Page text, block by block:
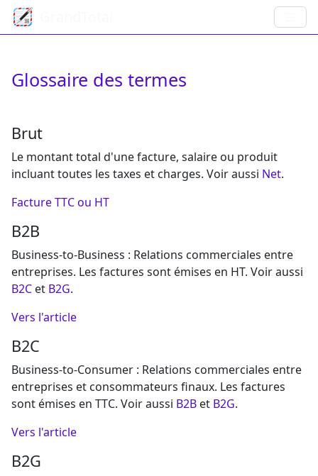
Glossaire des termes
Brut
Le montant total d'une facture, salaire ou produit
incluant toutes les taxes et charges. Voir aussi Net.
Facture TTC ou HT
B2B
Business-to-Business : Relations commerciales entre
entreprises. Les factures sont émises en HT. Voir aussi
B2C et B2G.
Vers l'article
B2C
Business-to-Consumer : Relations commerciales entre
entreprises et consommateurs finaux. Les factures
sont émises en TTC. Voir aussi B2B et B2G.
Vers l'article
B2G